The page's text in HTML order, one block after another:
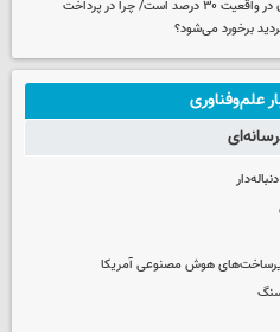
افزایش ۶۰ درصدی مستمری‌ بازنشستگان در واقعیت ۳۰ درصد است/ چرا در پرداخت
برخورد می‌شود؟
علم‌وفناوری
هوش مصنوعی آمریکا